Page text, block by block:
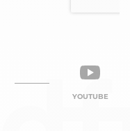
YOUTUBE